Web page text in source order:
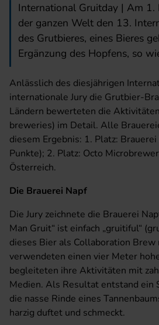
International Gruitday | Am
der ganzen Welt den 13.
des Grutbieres, eines Bieres
Ergänzung des Hopfens, so
Anlässlich des diesjährigen
internationale Jury die Grutbier-
Ländern bewerteten die
breweries) im Detail. Alle
diesem Ergebnis: 1. Platz:
Punkte); 2. Platz: Octo
Österreich.
Die Brauerei Napf
Die Jury zeichnete die Brauerei
Man Gruit“ ist einfach „gruitiful“
dieses Bier als Collaboration
verwendeten einen vier Meter
begleiteten ihre Aktivitäten mit
Medien. Als Resultat entstand ein
die nasse Rinde eines
harzig duftet und schmeckt.